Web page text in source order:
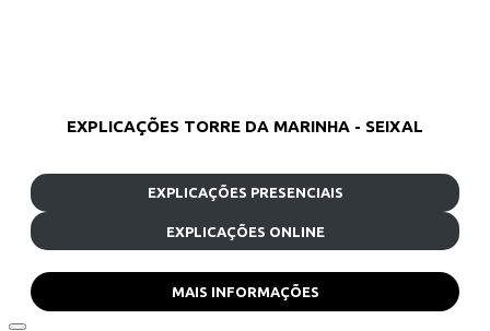
EXPLICAÇÕES TORRE DA MARINHA - SEIXAL
EXPLICAÇÕES PRESENCIAIS
EXPLICAÇÕES ONLINE
MAIS INFORMAÇÕES